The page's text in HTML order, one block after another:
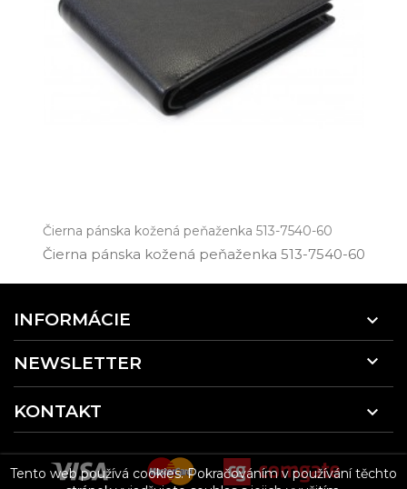
Čierna pánska kožená peňaženka 513-7540-60
Čierna pánska kožená peňaženka 513­-7540­-60
INFORMÁCIE 
NEWSLETTER 
KONTAKT 
Tento web používá cookies. Pokračováním v používání těchto